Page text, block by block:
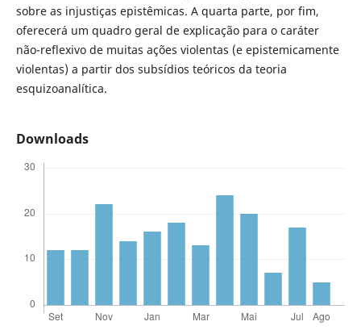
sobre as injustiças epistêmicas. A quarta parte, por fim,
oferecerá um quadro geral de explicação para o caráter
não-reflexivo de muitas ações violentas (e epistemicamente
violentas) a partir dos subsídios teóricos da teoria
esquizoanalítica.
Downloads